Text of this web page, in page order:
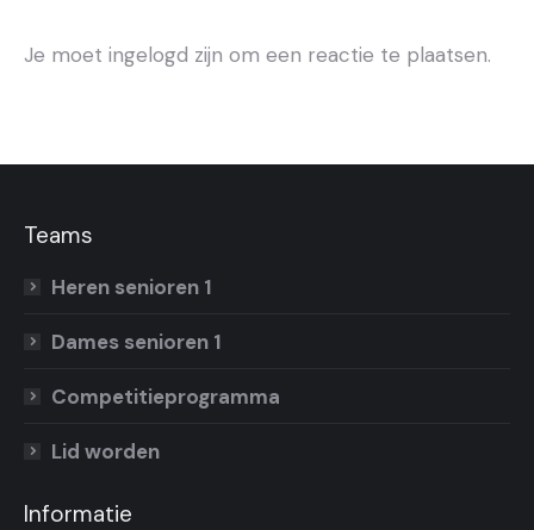
Je moet ingelogd zijn om een reactie te plaatsen.
Teams
Heren senioren 1
Dames senioren 1
Competitieprogramma
Lid worden
Informatie